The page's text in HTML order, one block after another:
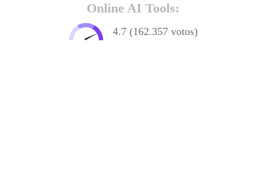
Online AI Tools:
4.7 (162.357 votos)